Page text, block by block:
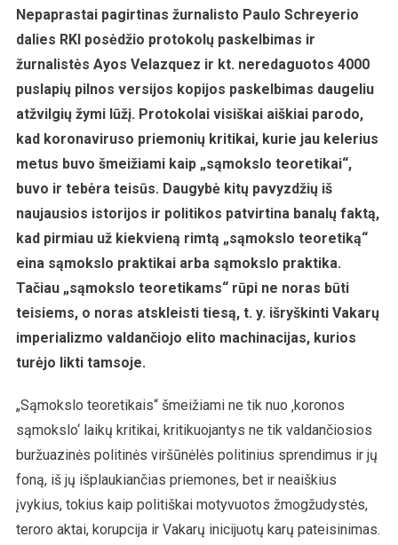
Nepaprastai pagirtinas žurnalisto Paulo Schreyerio
dalies RKI posėdžio protokolų paskelbimas ir
žurnalistės Ayos Velazquez ir kt. neredaguotos 4000
puslapių pilnos versijos kopijos paskelbimas daugeliu
atžvilgių žymi lūžį. Protokolai visiškai aiškiai parodo,
kad koronaviruso priemonių kritikai, kurie jau kelerius
metus buvo šmeižiami kaip „sąmokslo teoretikai“,
buvo ir tebėra teisūs. Daugybė kitų pavyzdžių iš
naujausios istorijos ir politikos patvirtina banalų faktą,
kad pirmiau už kiekvieną rimtą „sąmokslo teoretiką“
eina sąmokslo praktikai arba sąmokslo praktika.
Tačiau „sąmokslo teoretikams“ rūpi ne noras būti
teisiems, o noras atskleisti tiesą, t. y. išryškinti Vakarų
imperializmo valdančiojo elito machinacijas, kurios
turėjo likti tamsoje.
„Sąmokslo teoretikais“ šmeižiami ne tik nuo ‚koronos
sąmokslo‘ laikų kritikai, kritikuojantys ne tik valdančiosios
buržuazinės politinės viršūnėlės politinius sprendimus ir jų
foną, iš jų išplaukiančias priemones, bet ir neaiškius
įvykius, tokius kaip politiškai motyvuotos žmogžudystės,
teroro aktai, korupcija ir Vakarų inicijuotų karų pateisinimas.